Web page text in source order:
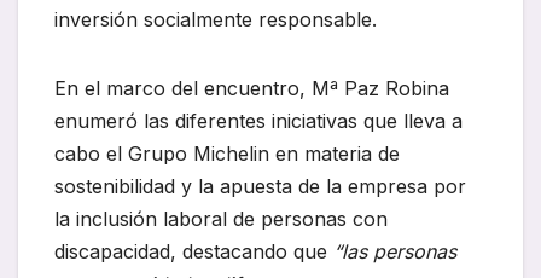
inversión socialmente responsable.
En el marco del encuentro, Mª Paz Robina
enumeró las diferentes iniciativas que lleva a
cabo el Grupo Michelin en materia de
sostenibilidad y la apuesta de la empresa por
la inclusión laboral de personas con
discapacidad, destacando que “las personas